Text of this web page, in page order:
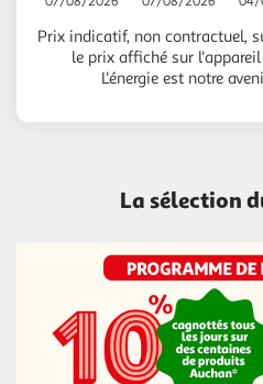
Prix indicatif, non contractuel,
le prix affiché sur
L'énergie est notre
La sélection